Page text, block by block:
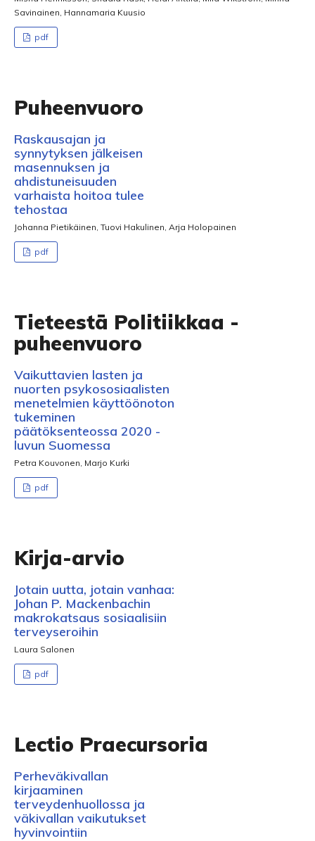
Savinainen, Hannamaria Kuusio
pdf
Puheenvuoro
Raskausajan ja
synnytyksen jälkeisen
masennuksen ja
ahdistuneisuuden
varhaista hoitoa tulee
tehostaa
Johanna Pietikäinen, Tuovi Hakulinen, Arja Holopainen
pdf
Tieteestä Politiikkaa -
puheenvuoro
Vaikuttavien lasten ja
nuorten psykososiaalisten
menetelmien käyttöönoton
tukeminen
päätöksenteossa 2020 -
luvun Suomessa
Petra Kouvonen, Marjo Kurki
pdf
Kirja-arvio
Jotain uutta, jotain vanhaa:
Johan P. Mackenbachin
makrokatsaus sosiaalisiin
terveyseroihin
Laura Salonen
pdf
Lectio Praecursoria
Perheväkivallan
kirjaaminen
terveydenhuollossa ja
väkivallan vaikutukset
hyvinvointiin